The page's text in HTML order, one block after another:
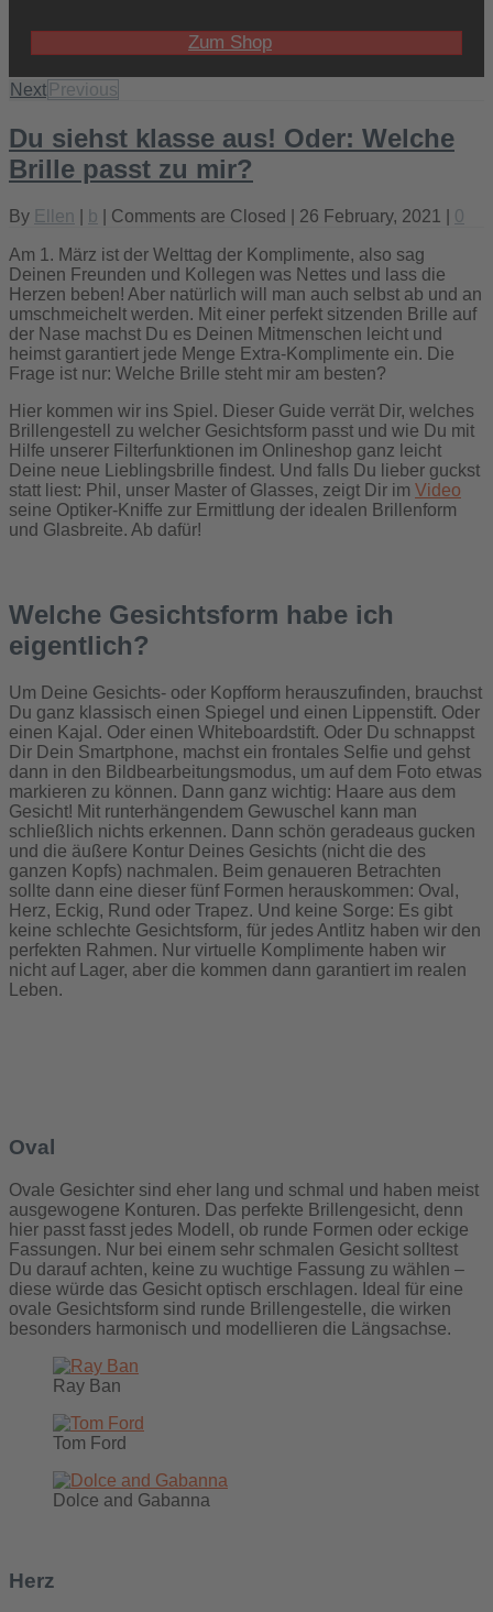
Zum Shop
Next Previous
Du siehst klasse aus! Oder: Welche
Brille passt zu mir?
By Ellen b Comments are Closed | 26 February, 2021 | 0
Am 1. März ist der Welttag der Komplimente, also sag
Deinen Freunden und Kollegen was Nettes und lass die
Herzen beben! Aber natürlich will man auch selbst ab und an
umschmeichelt werden. Mit einer perfekt sitzenden Brille auf
der Nase machst Du es Deinen Mitmenschen leicht und
heimst garantiert jede Menge Extra-Komplimente ein. Die
Frage ist nur: Welche Brille steht mir am besten?
Hier kommen wir ins Spiel. Dieser Guide verrät Dir, welches
Brillengestell zu welcher Gesichtsform passt und wie Du mit
Hilfe unserer Filterfunktionen im Onlineshop ganz leicht
Deine neue Lieblingsbrille findest. Und falls Du lieber guckst
statt liest: Phil, unser Master of Glasses, zeigt Dir im Video
seine Optiker-Kniffe zur Ermittlung der idealen Brillenform
und Glasbreite. Ab dafür!
Welche Gesichtsform habe ich
eigentlich?
Um Deine Gesichts- oder Kopfform herauszufinden, brauchst
Du ganz klassisch einen Spiegel und einen Lippenstift. Oder
einen Kajal. Oder einen Whiteboardstift. Oder Du schnappst
Dir Dein Smartphone, machst ein frontales Selfie und gehst
dann in den Bildbearbeitungsmodus, um auf dem Foto etwas
markieren zu können. Dann ganz wichtig: Haare aus dem
Gesicht! Mit runterhängendem Gewuschel kann man
schließlich nichts erkennen. Dann schön geradeaus gucken
und die äußere Kontur Deines Gesichts (nicht die des
ganzen Kopfs) nachmalen. Beim genaueren Betrachten
sollte dann eine dieser fünf Formen herauskommen: Oval,
Herz, Eckig, Rund oder Trapez. Und keine Sorge: Es gibt
keine schlechte Gesichtsform, für jedes Antlitz haben wir den
perfekten Rahmen. Nur virtuelle Komplimente haben wir
nicht auf Lager, aber die kommen dann garantiert im realen
Leben.
Oval
Ovale Gesichter sind eher lang und schmal und haben meist
ausgewogene Konturen. Das perfekte Brillengesicht, denn
hier passt fasst jedes Modell, ob runde Formen oder eckige
Fassungen. Nur bei einem sehr schmalen Gesicht solltest
Du darauf achten, keine zu wuchtige Fassung zu wählen ­–
diese würde das Gesicht optisch erschlagen. Ideal für eine
ovale Gesichtsform sind runde Brillengestelle, die wirken
besonders harmonisch und modellieren die Längsachse.
Ray Ban
Tom Ford
Dolce and Gabanna
Herz